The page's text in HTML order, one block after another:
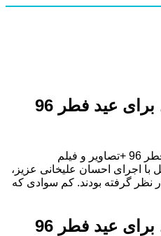
ویژه برنامه ماه عسل برای عید فطر 96
با اجرای احسان علیخانی عزیز،
نظر گرفته بودند. کم سوادی که
ویژه برنامه ماه عسل برای عید فطر 96